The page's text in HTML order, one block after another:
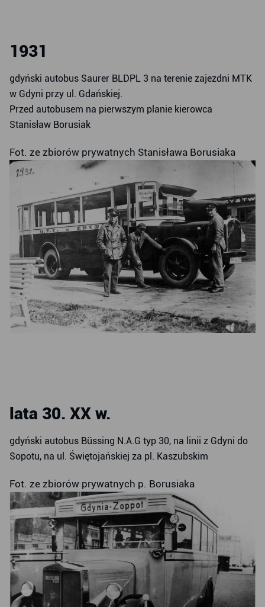
1931
gdyński autobus Saurer BLDPL 3 na terenie zajezdni MTK
w Gdyni przy ul. Gdańskiej.
Przed autobusem na pierwszym planie kierowca
Stanisław Borusiak
Fot. ze zbiorów prywatnych Stanisława Borusiaka
lata 30. XX w.
gdyński autobus Büssing N.A.G typ 30, na linii z Gdyni do
Sopotu, na ul. Świętojańskiej za pl. Kaszubskim
Fot. ze zbiorów prywatnych p. Borusiaka